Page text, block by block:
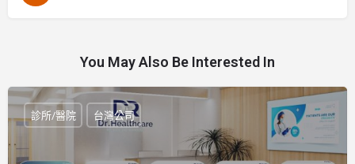
You May Also Be Interested In
診所/醫院 台灣公司